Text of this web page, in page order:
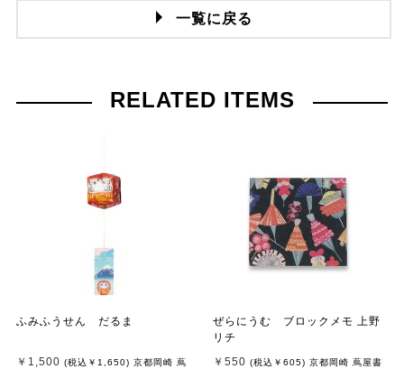
一覧に戻る
RELATED ITEMS
ふみふうせん だるま
￥1,500 (税込 ￥1,650) 京都岡崎 蔦
ぜらにうむ ブロックメモ 上野
リチ
￥550 (税込 ￥605) 京都岡崎 蔦屋書